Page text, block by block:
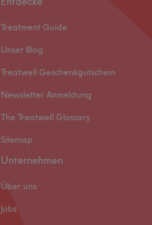
Treatment Guide
Unser Blog
Treatwell Geschenkgutschein
Newsletter Anmeldung
The Treatwell Glossary
Sitemap
Unternehmen
Über uns
Jobs